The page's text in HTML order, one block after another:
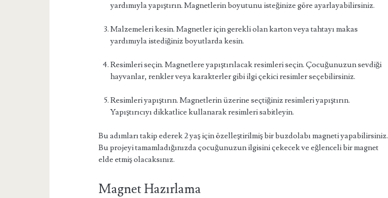
yardımıyla yapıştırın. Magnetlerin boyutunu isteğinize göre ayarlayabilirsiniz.
Malzemeleri kesin. Magnetler için gerekli olan karton veya tahtayı makas
yardımıyla istediğiniz boyutlarda kesin.
Resimleri seçin. Magnetlere yapıştırılacak resimleri seçin. Çocuğunuzun sevdiği
hayvanlar, renkler veya karakterler gibi ilgi çekici resimler seçebilirsiniz.
Resimleri yapıştırın. Magnetlerin üzerine seçtiğiniz resimleri yapıştırın.
Yapıştırıcıyı dikkatlice kullanarak resimleri sabitleyin.
Bu adımları takip ederek 2 yaş için özelleştirilmiş bir buzdolabı magneti yapabilirsiniz.
Bu projeyi tamamladığınızda çocuğunuzun ilgisini çekecek ve eğlenceli bir magnet
elde etmiş olacaksınız.
Magnet Hazırlama